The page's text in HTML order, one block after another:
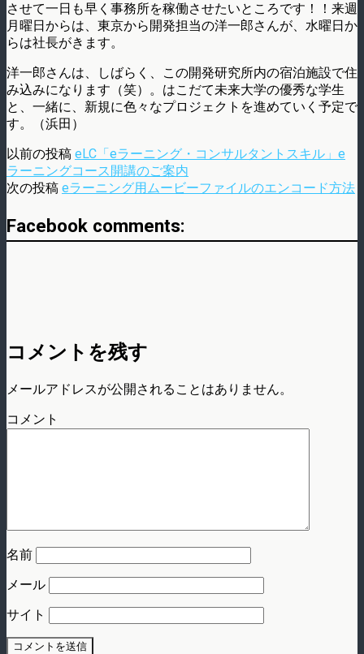
させて一日も早く事務所を稼働させたいところです！！来週
月曜日からは、東京から開発担当の洋一郎さんが、水曜日か
らは社長がきます。
洋一郎さんは、しばらく、この開発研究所内の宿泊施設で住
み込みになります（笑）。はこだて未来大学の優秀な学生
と、一緒に、新規に色々なプロジェクトを進めていく予定で
す。（浜田）
以前の投稿 eLC「eラーニング・コンサルタントスキル」e
ラーニングコース開講のご案内
次の投稿 eラーニング用ムービーファイルのエンコード方法
Facebook comments:
コメントを残す
メールアドレスが公開されることはありません。
コメント
名前
メール
サイト